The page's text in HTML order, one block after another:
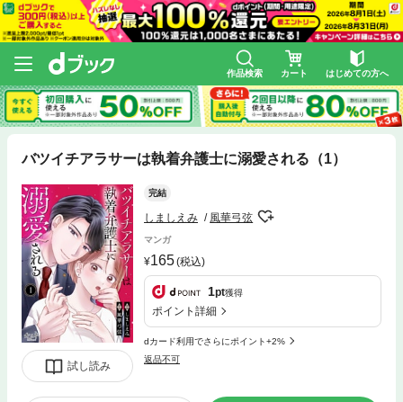
作品検索 カート はじめての方へ
バツイチアラサーは執着弁護士に溺愛される（1）
試し読み
完結
しましえみ 風華弓弦
マンガ
165(税込)
1pt獲得
ポイント詳細
dカード利用でさらにポイント+2%
返品不可